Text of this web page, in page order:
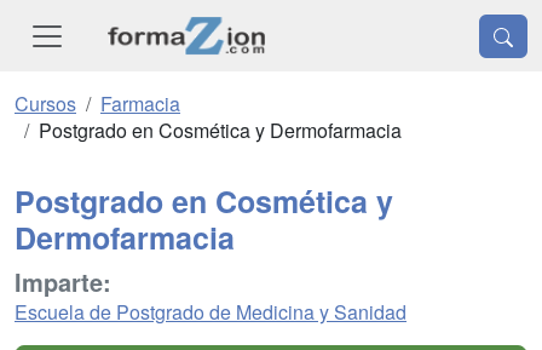
Cursos
Farmacia
Postgrado en Cosmética y Dermofarmacia
Postgrado en Cosmética y
Dermofarmacia
Imparte:
Escuela de Postgrado de Medicina y Sanidad